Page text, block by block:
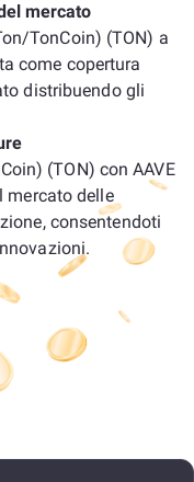
mercato
TonCoin) (TON) a
come copertura
distribuendo gli
(TON) con AAVE
mercato delle
consentendoti